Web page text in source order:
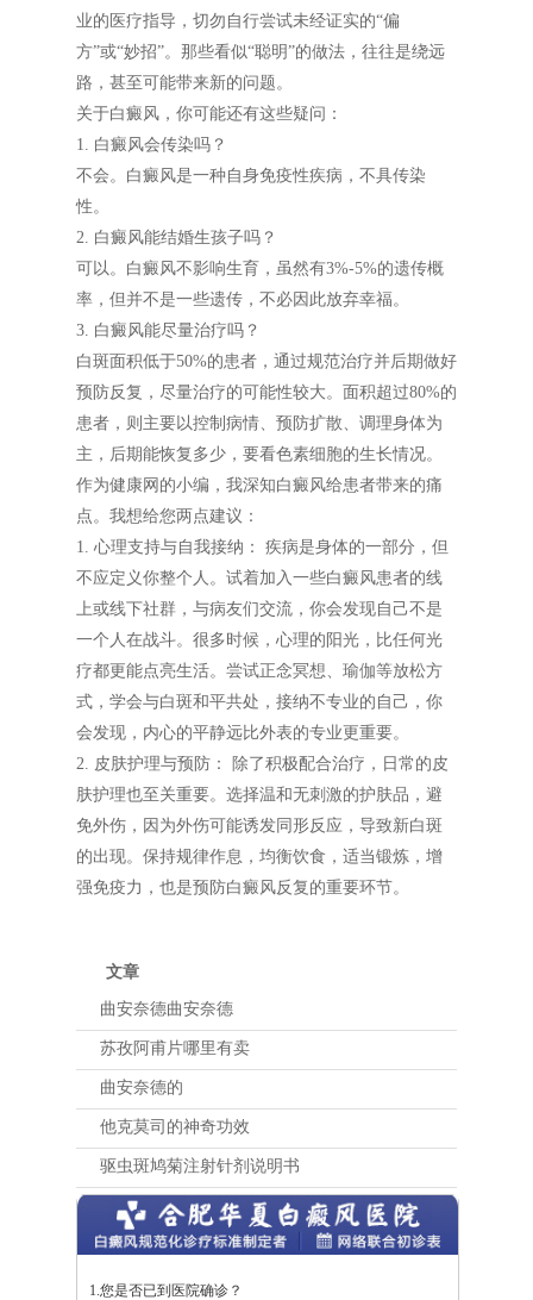
业的医疗指导，切勿自行尝试未经证实的“偏
方”或“妙招”。那些看似“聪明”的做法，往往是绕远
路，甚至可能带来新的问题。
关于白癜风，你可能还有这些疑问：
1. 白癜风会传染吗？
不会。白癜风是一种自身免疫性疾病，不具传染
性。
2. 白癜风能结婚生孩子吗？
可以。白癜风不影响生育，虽然有3%-5%的遗传概
率，但并不是一些遗传，不必因此放弃幸福。
3. 白癜风能尽量治疗吗？
白斑面积低于50%的患者，通过规范治疗并后期做好
预防反复，尽量治疗的可能性较大。面积超过80%的
患者，则主要以控制病情、预防扩散、调理身体为
主，后期能恢复多少，要看色素细胞的生长情况。
作为健康网的小编，我深知白癜风给患者带来的痛
点。我想给您两点建议：
1. 心理支持与自我接纳： 疾病是身体的一部分，但
不应定义你整个人。试着加入一些白癜风患者的线
上或线下社群，与病友们交流，你会发现自己不是
一个人在战斗。很多时候，心理的阳光，比任何光
疗都更能点亮生活。尝试正念冥想、瑜伽等放松方
式，学会与白斑和平共处，接纳不专业的自己，你
会发现，内心的平静远比外表的专业更重要。
2. 皮肤护理与预防： 除了积极配合治疗，日常的皮
肤护理也至关重要。选择温和无刺激的护肤品，避
免外伤，因为外伤可能诱发同形反应，导致新白斑
的出现。保持规律作息，均衡饮食，适当锻炼，增
强免疫力，也是预防白癜风反复的重要环节。
文章
曲安奈德曲安奈德
苏孜阿甫片哪里有卖
曲安奈德的
他克莫司的神奇功效
驱虫斑鸠菊注射针剂说明书
1.您是否已到医院确诊？